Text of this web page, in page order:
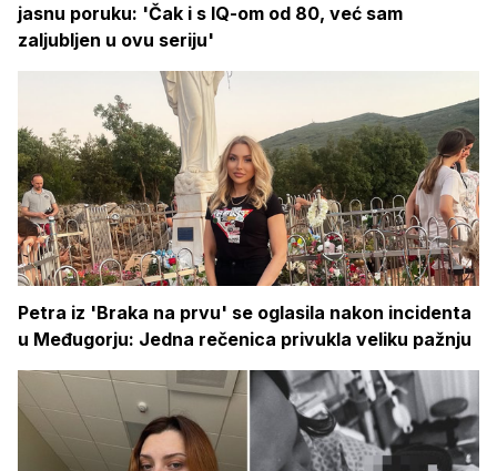
jasnu poruku: 'Čak i s IQ-om od 80, već sam
zaljubljen u ovu seriju'
Petra iz 'Braka na prvu' se oglasila nakon incidenta
u Međugorju: Jedna rečenica privukla veliku pažnju